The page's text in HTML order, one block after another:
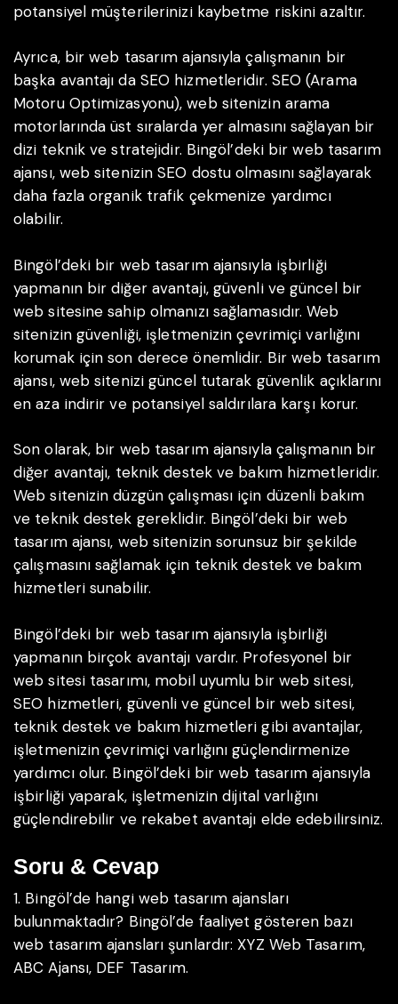
potansiyel müşterilerinizi kaybetme riskini azaltır.
Ayrıca, bir web tasarım ajansıyla çalışmanın bir
başka avantajı da SEO hizmetleridir. SEO (Arama
Motoru Optimizasyonu), web sitenizin arama
motorlarında üst sıralarda yer almasını sağlayan bir
dizi teknik ve stratejidir. Bingöl’deki bir web tasarım
ajansı, web sitenizin SEO dostu olmasını sağlayarak
daha fazla organik trafik çekmenize yardımcı
olabilir.
Bingöl’deki bir web tasarım ajansıyla işbirliği
yapmanın bir diğer avantajı, güvenli ve güncel bir
web sitesine sahip olmanızı sağlamasıdır. Web
sitenizin güvenliği, işletmenizin çevrimiçi varlığını
korumak için son derece önemlidir. Bir web tasarım
ajansı, web sitenizi güncel tutarak güvenlik açıklarını
en aza indirir ve potansiyel saldırılara karşı korur.
Son olarak, bir web tasarım ajansıyla çalışmanın bir
diğer avantajı, teknik destek ve bakım hizmetleridir.
Web sitenizin düzgün çalışması için düzenli bakım
ve teknik destek gereklidir. Bingöl’deki bir web
tasarım ajansı, web sitenizin sorunsuz bir şekilde
çalışmasını sağlamak için teknik destek ve bakım
hizmetleri sunabilir.
Bingöl’deki bir web tasarım ajansıyla işbirliği
yapmanın birçok avantajı vardır. Profesyonel bir
web sitesi tasarımı, mobil uyumlu bir web sitesi,
SEO hizmetleri, güvenli ve güncel bir web sitesi,
teknik destek ve bakım hizmetleri gibi avantajlar,
işletmenizin çevrimiçi varlığını güçlendirmenize
yardımcı olur. Bingöl’deki bir web tasarım ajansıyla
işbirliği yaparak, işletmenizin dijital varlığını
güçlendirebilir ve rekabet avantajı elde edebilirsiniz.
Soru & Cevap
1. Bingöl’de hangi web tasarım ajansları
bulunmaktadır? Bingöl’de faaliyet gösteren bazı
web tasarım ajansları şunlardır: XYZ Web Tasarım,
ABC Ajansı, DEF Tasarım.